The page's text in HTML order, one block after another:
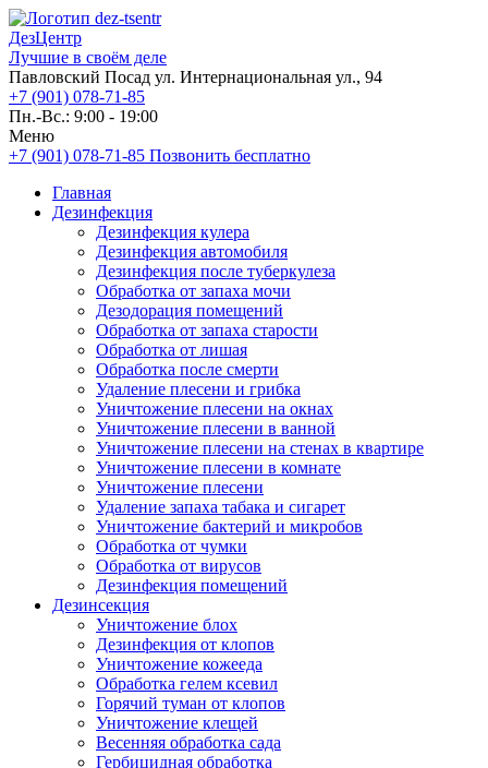
ДезЦентр
Лучшие в своём деле
Павловский Посад ул. Интернациональная ул., 94
+7 (901) 078-71-85
Пн.-Вс.: 9:00 - 19:00
Меню
+7 (901) 078-71-85 Позвонить бесплатно
Главная
Дезинфекция
Дезинфекция кулера
Дезинфекция автомобиля
Дезинфекция после туберкулеза
Обработка от запаха мочи
Дезодорация помещений
Обработка от запаха старости
Обработка от лишая
Обработка после смерти
Удаление плесени и грибка
Уничтожение плесени на окнах
Уничтожение плесени в ванной
Уничтожение плесени на стенах в квартире
Уничтожение плесени в комнате
Уничтожение плесени
Удаление запаха табака и сигарет
Уничтожение бактерий и микробов
Обработка от чумки
Обработка от вирусов
Дезинфекция помещений
Дезинсекция
Уничтожение блох
Дезинфекция от клопов
Уничтожение кожееда
Обработка гелем ксевил
Горячий туман от клопов
Уничтожение клещей
Весенняя обработка сада
Гербицидная обработка